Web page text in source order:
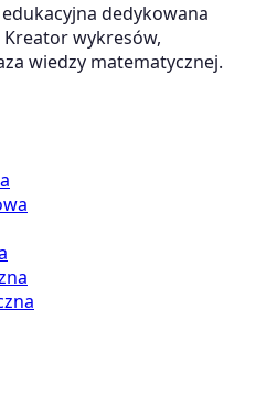
dedykowana
wykresów,
wiedzy matematycznej.